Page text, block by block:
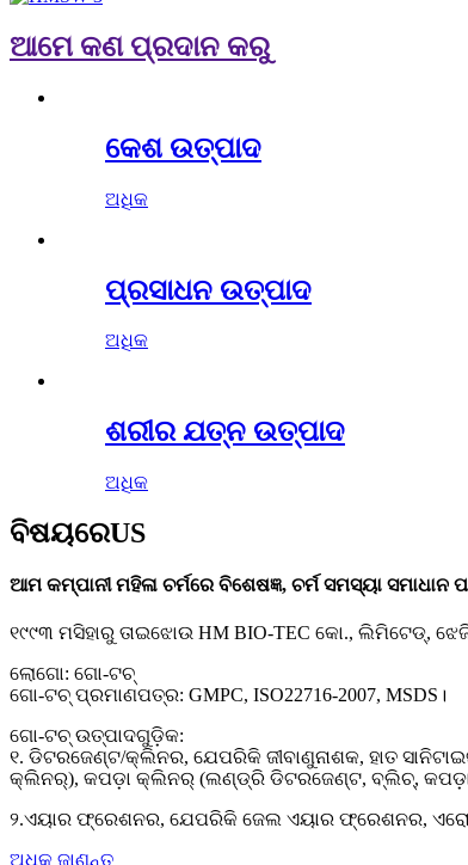
ଆମେ କଣ ପ୍ରଦାନ କରୁ
କେଶ ଉତ୍ପାଦ
ଅଧିକ
ପ୍ରସାଧନ ଉତ୍ପାଦ
ଅଧିକ
ଶରୀର ଯତ୍ନ ଉତ୍ପାଦ
ଅଧିକ
ବିଷୟରେUS
ଆମ କମ୍ପାନୀ ମହିଳା ଚର୍ମରେ ବିଶେଷଜ୍ଞ, ଚର୍ମ ସମସ୍ୟା
୧୯୯୩ ମସିହାରୁ ତାଇଝୋଉ HM BIO-TEC କୋ., ଲିମିଟେଡ୍,
ଲୋଗୋ: ଗୋ-ଟଚ୍
ଗୋ-ଟଚ୍ ପ୍ରମାଣପତ୍ର: GMPC, ISO22716-2007, MSDS।
ଗୋ-ଟଚ୍ ଉତ୍ପାଦଗୁଡ଼ିକ:
୧. ଡିଟରଜେଣ୍ଟ/କ୍ଲିନର, ଯେପରିକି ଜୀବାଣୁନାଶକ, ହାତ
କ୍ଲିନର୍), କପଡ଼ା କ୍ଲିନର୍ (ଲଣ୍ଡ୍ରି ଡିଟରଜେଣ୍ଟ, ବ୍ଲିଚ୍, କପଡ଼ା
୨.ଏୟାର ଫ୍ରେଶନର, ଯେପରିକି ଜେଲ ଏୟାର ଫ୍ରେଶନର,
ଅଧିକ ଜାଣନ୍ତୁ